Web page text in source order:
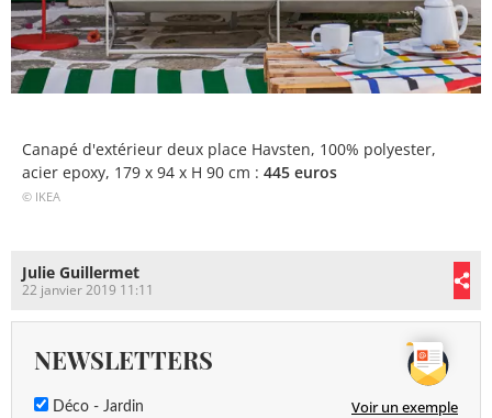
Canapé d'extérieur deux place Havsten, 100% polyester,
acier epoxy, 179 x 94 x H 90 cm : 445 euros
© IKEA
Julie Guillermet
22 janvier 2019 11:11
NEWSLETTERS
Déco - Jardin Voir un exemple